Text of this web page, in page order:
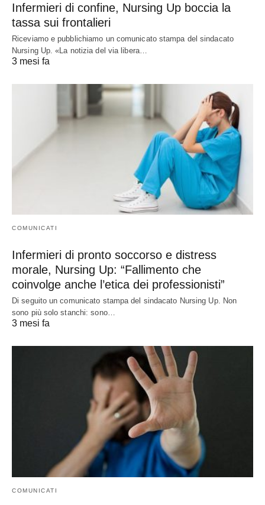
Infermieri di confine, Nursing Up boccia la
tassa sui frontalieri
Riceviamo e pubblichiamo un comunicato stampa del sindacato
Nursing Up. «La notizia del via libera…
3 mesi fa
COMUNICATI
Infermieri di pronto soccorso e distress
morale, Nursing Up: “Fallimento che
coinvolge anche l’etica dei professionisti”
Di seguito un comunicato stampa del sindacato Nursing Up. Non
sono più solo stanchi: sono…
3 mesi fa
COMUNICATI